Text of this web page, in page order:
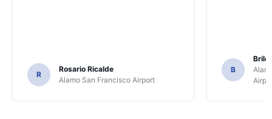
R
Rosario Ricalde
Alamo San Francisco Airport
B